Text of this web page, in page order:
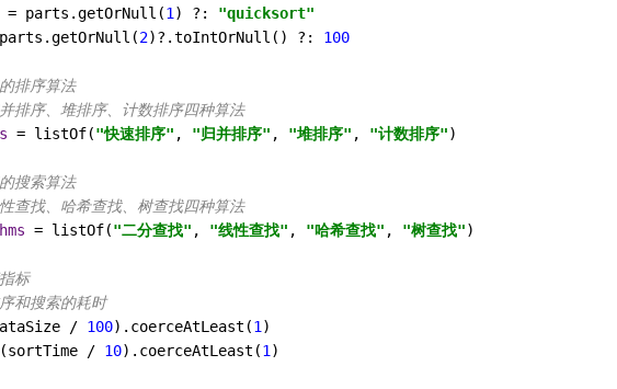
= parts.getOrNull(1) ?: "quicksort"
parts.getOrNull(2)?.toIntOrNull() ?: 100
排序算法
排序、堆排序、计数排序四种算法
= listOf("快速排序" , "归并排序" , "堆排序" , "计数排序")
搜索算法
查找、哈希查找、树查找四种算法
= listOf("二分查找" , "线性查找" , "哈希查找" , "树查找")
标
和搜索的耗时
/ 100).coerceAtLeast(1)
(sortTime / 10).coerceAtLeast(1)